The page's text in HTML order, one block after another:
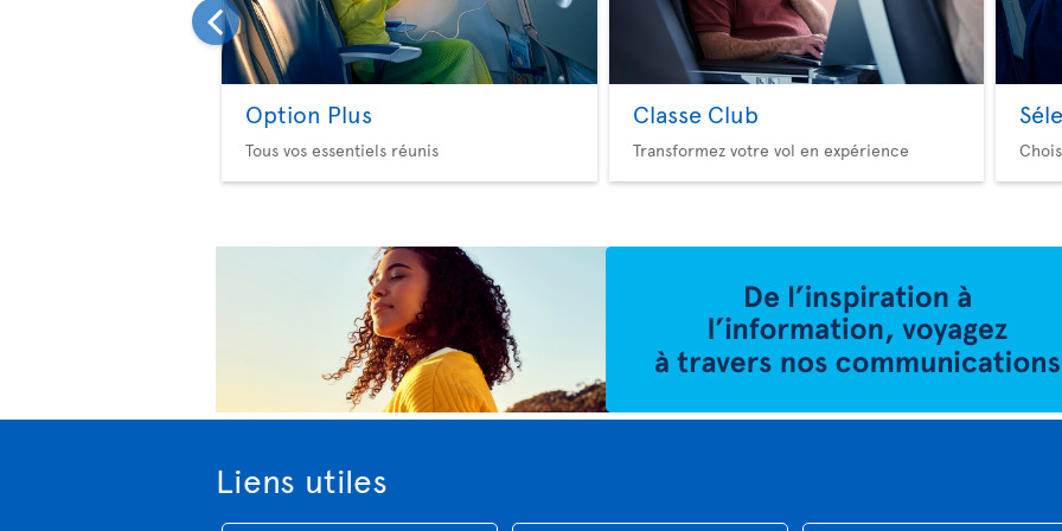
Option Plus
Tous vos essentiels réunis
Classe Club
Transformez votre vol en expérience
Liens utiles